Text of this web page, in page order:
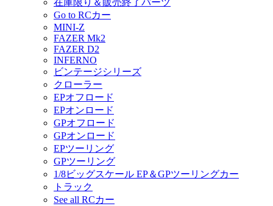
在庫限り＆販売終了パーツ
Go to RCカー
MINI-Z
FAZER Mk2
FAZER D2
INFERNO
ビンテージシリーズ
クローラー
EPオフロード
EPオンロード
GPオフロード
GPオンロード
EPツーリング
GPツーリング
1/8ビッグスケール EP＆GPツーリングカー
トラック
See all RCカー